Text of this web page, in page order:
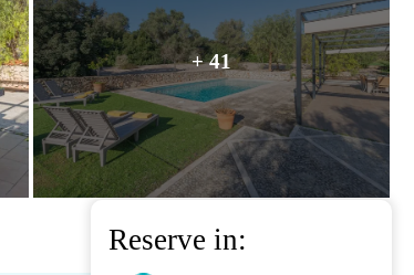
+ 41
Reserve in: